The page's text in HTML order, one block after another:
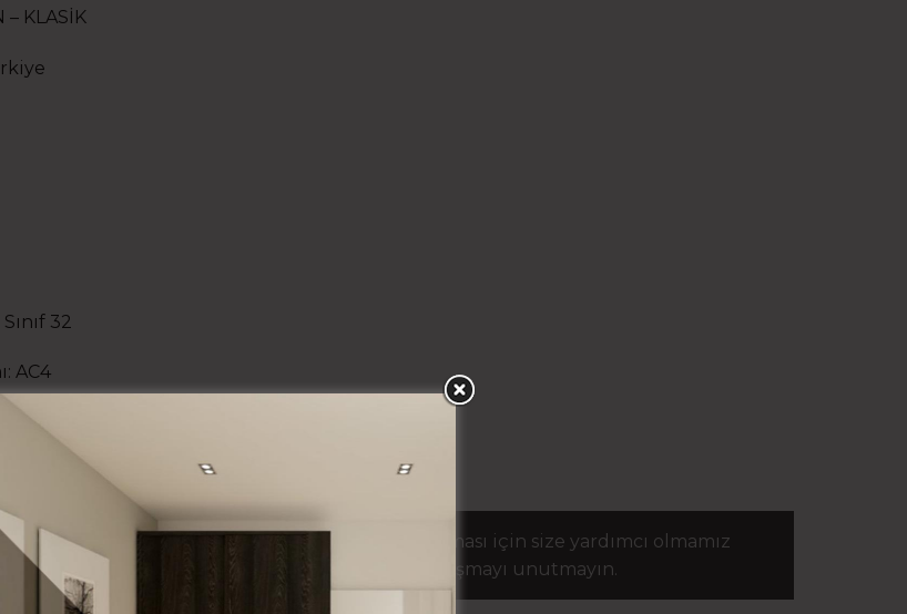
– KLASİK
32
AC4
Naturel Yüzey
m2
ürünlerinde paket bazlı fiyat ve kargo hesaplaması için size yardımcı olmamız
veya telefon numaralarımızdan bize ulaşmayı unutmayın.